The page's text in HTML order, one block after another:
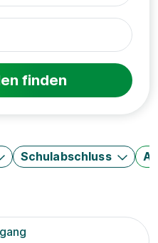
finden
Schulabschluss